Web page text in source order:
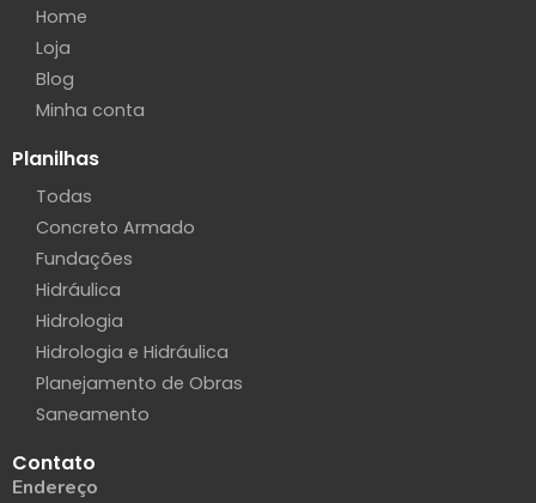
Home
Loja
Blog
Minha conta
Planilhas
Todas
Concreto Armado
Fundações
Hidráulica
Hidrologia
Hidrologia e Hidráulica
Planejamento de Obras
Saneamento
Contato
Endereço